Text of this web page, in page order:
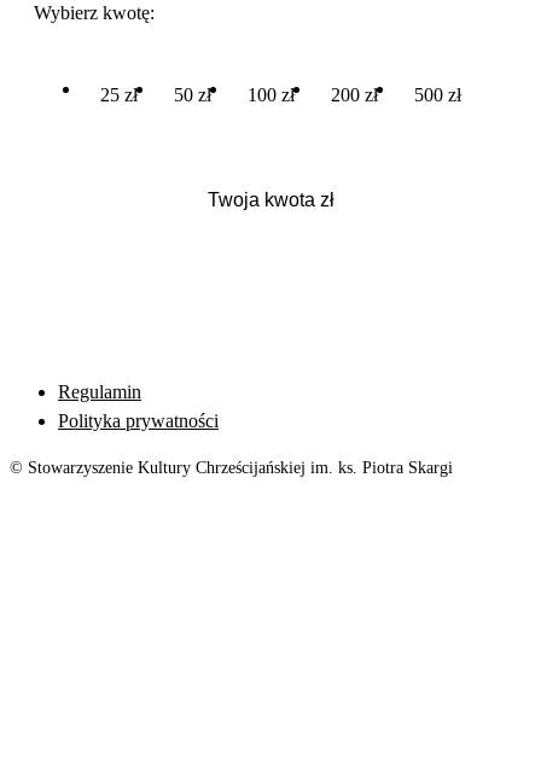
Wybierz kwotę:
25 zł 50 zł 100 zł 200 zł 500 zł
Regulamin
Polityka prywatności
© Stowarzyszenie Kultury Chrześcijańskiej im. ks. Piotra Skargi